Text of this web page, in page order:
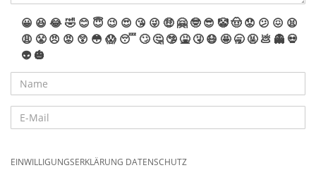
😀 😆 😂🤣 😊 😇 😉 😍 😘 😜 🤑 🤗 🤓 😎 🤡🤠 😟 😕 😖 😫
😩 😤 😠 😡 😲 😳 😱 😴 🙄 🤔 🤥 🤮 🤧 😷 🤩 🥱 🤬 💩 👻 💀
👽 🎃
EINWILLIGUNGSERKLÄRUNG DATENSCHUTZ